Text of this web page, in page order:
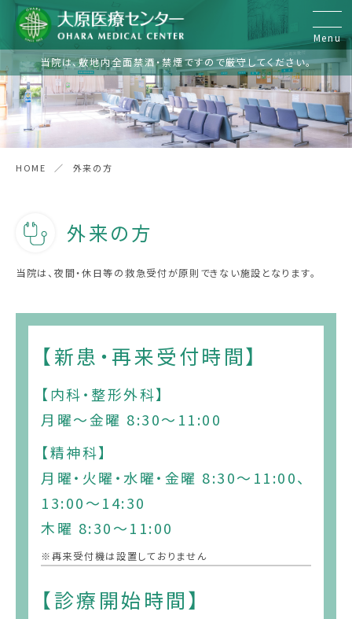
Menu
当院は、敷地内全面禁酒・禁煙ですので厳守してください。
HOME 外来の方
外来の方
当院は、夜間・休日等の救急受付が原則できない施設となります。
【新患・再来受付時間】
【内科・整形外科】
月曜～金曜 8:30～11:00
【精神科】
月曜・火曜・水曜・金曜 8:30～11:00、
13:00～14:30
木曜 8:30～11:00
※再来受付機は設置しておりません
【診療開始時間】
診療科
内科
リハビリテーション科
精神科・心療内科
メンタルケアセンター
センター長挨拶
外来の方
入院の方
お見舞いの方へ
精神科デイケアのご案内